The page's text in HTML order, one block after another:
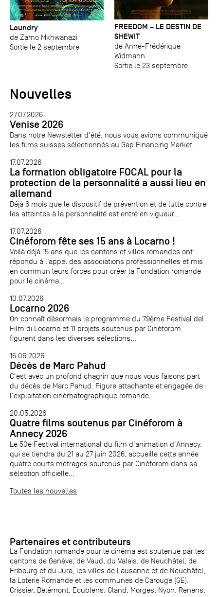
Nouvelles
27.07.2026
Venise 2026
Dans notre Newsletter d'été, nous vous avions communiqué
les films suisses sélectionnés au Gap Financing Market...
17.07.2026
La formation obligatoire FOCAL pour la
protection de la personnalité a aussi lieu en
allemand
Déjà 6 mois que le dispositif de prévention et de lutte contre
les atteintes à la personnalité est entré en vigueur...
17.07.2026
Cinéforom fête ses 15 ans à Locarno !
Voilà déjà 15 ans que les cantons et villes romandes ont
répondu à l’appel des associations professionnelles et mis
en commun leurs forces pour créer la Fondation romande
pour le cinéma...
10.07.2026
Locarno 2026
On connaît désormais le programme du 79ème Festival del
Film di Locarno et 11 projets soutenus par Cinéforom
figurent dans les diverses sélections...
15.06.2026
Décès de Marc Pahud
C'est avec un profond chagrin que nous vous faisons part
du décès de Marc Pahud. Figure attachante et engagée de
l'exploitation cinématographique romande...
20.05.2026
Quatre films soutenus par Cinéforom à
Annecy 2026
Le 50e Festival international du film d'animation d'Annecy,
qui se tiendra du 21 au 27 juin 2026, accueille cette année
quatre courts métrages soutenus par Cinéforom dans sa
sélection officielle...
Toutes les nouvelles
Laundry
de Zamo Mkhwanazi
Sortie le 2 septembre
FREEDOM – LE DESTIN DE
SHEWIT
de Anne-Frédérique
Widmann
Sortie le 23 septembre
Partenaires et contributeurs
La Fondation romande pour le cinéma est soutenue par les
cantons de Genève, de Vaud, du Valais, de Neuchâtel, de
Fribourg et du Jura, les villes de Lausanne et de Neuchâtel,
la Loterie Romande et les communes de Carouge (GE),
Crissier, Delémont, Ecublens, Gland, Morges, Nyon, Renens,